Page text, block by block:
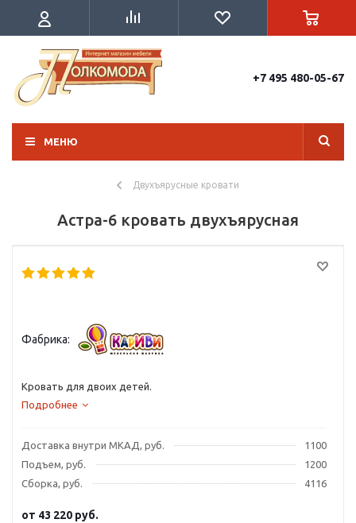
+7 495 480-05-67
МЕНЮ
Двухъярусные кровати
Астра-6 кровать двухъярусная
Фабрика:
Кровать для двоих детей.
Подробнее
Доставка внутри МКАД, руб.
1100
Подъем, руб.
1200
Сборка, руб.
4116
от 43 220 руб.